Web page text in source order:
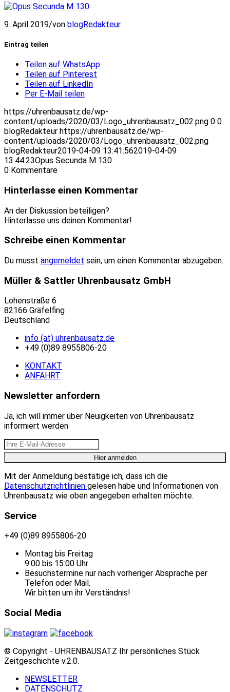
9. April 2019/von blogRedakteur
Eintrag teilen
Teilen auf WhatsApp
Teilen auf Pinterest
Teilen auf LinkedIn
Per E-Mail teilen
https://uhrenbausatz.de/wp-
content/uploads/2020/03/Logo_uhrenbausatz_002.png 0 0
blogRedakteur https://uhrenbausatz.de/wp-
content/uploads/2020/03/Logo_uhrenbausatz_002.png
blogRedakteur2019-04-09 13:41:562019-04-09
13:44:23Opus Secunda M 130
0 Kommentare
Hinterlasse einen Kommentar
An der Diskussion beteiligen?
Hinterlasse uns deinen Kommentar!
Schreibe einen Kommentar
Du musst angemeldet sein, um einen Kommentar abzugeben.
Müller & Sattler Uhrenbausatz GmbH
Lohenstraße 6
82166 Gräfelfing
Deutschland
info (at) uhrenbausatz.de
+49 (0)89 8955806-20
KONTAKT
ANFAHRT
Newsletter anfordern
Ja, ich will immer über Neuigkeiten von Uhrenbausatz
informiert werden
Mit der Anmeldung bestätige ich, dass ich die
Datenschutzrichtlinien gelesen habe und Informationen von
Uhrenbausatz wie oben angegeben erhalten möchte.
Service
+49 (0)89 8955806-20
Montag bis Freitag
9:00 bis 15:00 Uhr
Besuchstermine nur nach vorheriger Absprache per
Telefon oder Mail.
Wir bitten um ihr Verständnis!
Social Media
© Copyright - UHRENBAUSATZ Ihr persönliches Stück
Zeitgeschichte v.2.0.
NEWSLETTER
DATENSCHUTZ